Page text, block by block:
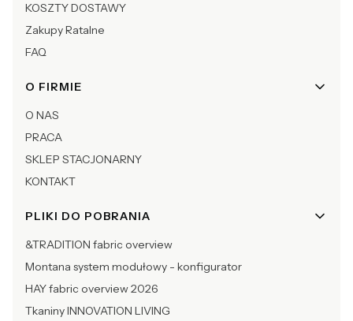
KOSZTY DOSTAWY
Zakupy Ratalne
FAQ
O FIRMIE
O NAS
PRACA
SKLEP STACJONARNY
KONTAKT
PLIKI DO POBRANIA
&TRADITION fabric overview
Montana system modułowy - konfigurator
HAY fabric overview 2026
Tkaniny INNOVATION LIVING